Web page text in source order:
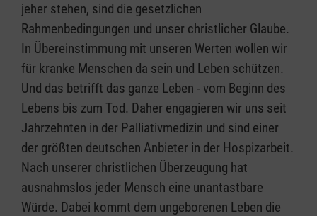
jeher stehen, sind die gesetzlichen
Rahmenbedingungen und unser christlicher Glaube.
In Übereinstimmung mit unseren Werten wollen wir
für kranke Menschen da sein und Leben schützen.
Und das betrifft das ganze Leben - vom Beginn des
Lebens bis zum Tod. Daher engagieren wir uns seit
Jahrzehnten in der Palliativmedizin und sind einer
der größten deutschen Anbieter in der Hospizarbeit.
Nach unserer christlichen Überzeugung hat
ausnahmslos jeder Mensch eine unantastbare
Würde. Dabei kommt dem ungeborenen Leben die